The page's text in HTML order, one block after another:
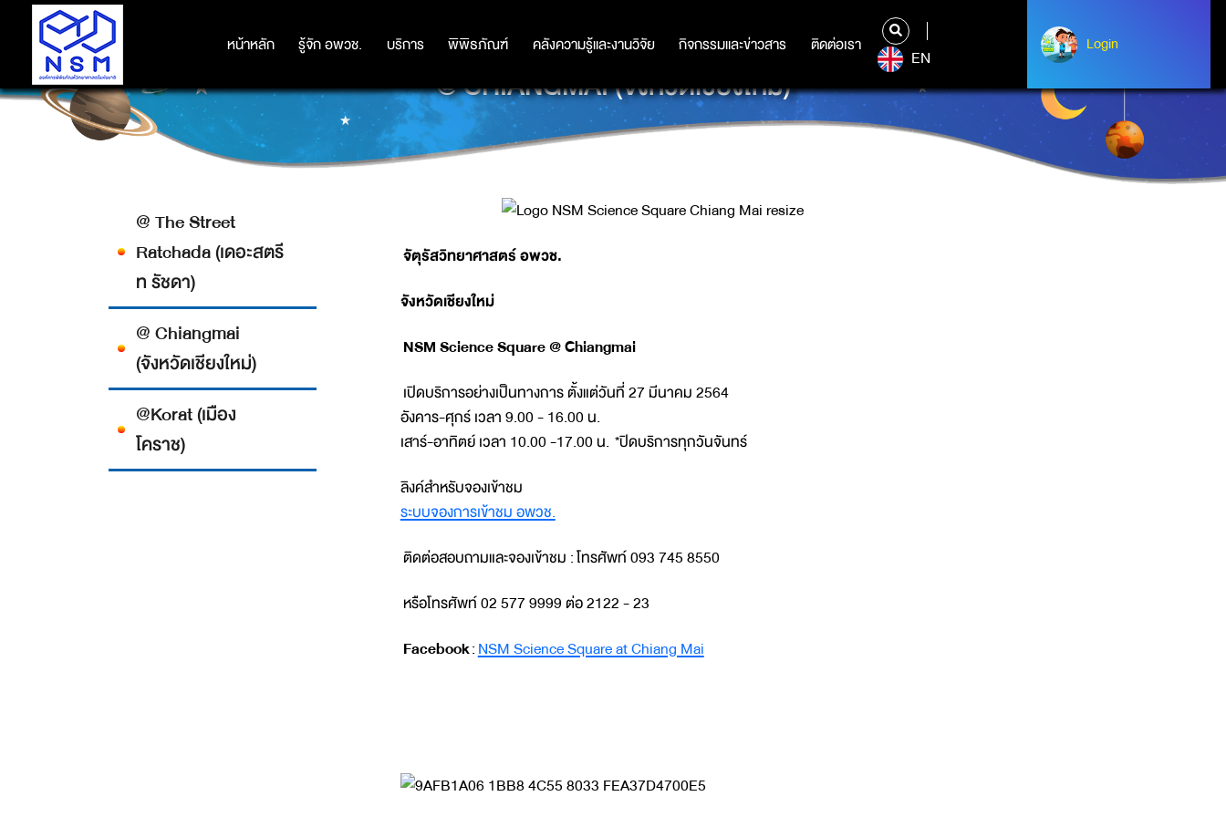
หน้าหลัก รู้จัก อพวช. บริการ พิพิธภัณฑ์ คลังความรู้และงานวิจัย กิจกรรมและข่าวสาร ติดต่อเรา
หน้าหลัก รู้จัก อพวช. บริการ พิพิธภัณฑ์ คลังความรู้และงานวิจัย กิจกรรมและข่าวสาร ติดต่อเรา
EN
Login
Login
@ CHIANGMAI (จังหวัดเชียงใหม่)
@ The Street
Ratchada (เดอะสตรี
ท รัชดา)
@ Chiangmai
(จังหวัดเชียงใหม่)
@Korat (เมือง
โคราช)
จัตุรัสวิทยาศาสตร์ อพวช.
จังหวัดเชียงใหม่
NSM Science Square @ Chiangmai
เปิดบริการอย่างเป็นทางการ ตั้งแต่วันที่ 27 มีนาคม 2564
อังคาร-ศุกร์ เวลา 9.00 - 16.00 น.
เสาร์-อาทิตย์ เวลา 10.00 -17.00 น. *ปิดบริการทุกวันจันทร์
ลิงค์สำหรับจองเข้าชม
ระบบจองการเข้าชม อพวช.
ติดต่อสอบถามและจองเข้าชม : โทรศัพท์ 093 745 8550
หรือโทรศัพท์ 02 577 9999 ต่อ 2122 - 23
Facebook:NSM Science Square at Chiang Mai